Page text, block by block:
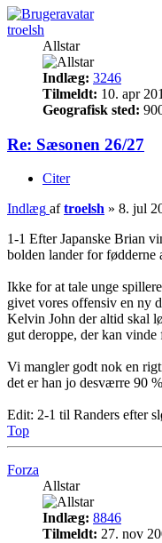
troelsh
Allstar
Indlæg: 3246
Tilmeldt: 10. apr
Geografisk sted:
Re: Sæsonen 26/27
Citer
Indlæg aftroelsh » 8. jul
1-1 Efter Japanske Brian
bolden lander for fødderne
Ikke for at tale unge
givet vores offensiv en ny
Kelvin John der altid skal
gut deroppe, der kan vinde
Vi mangler godt nok en
det er han jo desværre 90
Edit: 2-1 til Randers efter
Top
Forza
Allstar
Indlæg: 8846
Tilmeldt: 27. nov